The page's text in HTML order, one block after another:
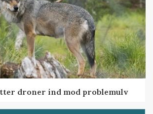
droner ind mod problemulv